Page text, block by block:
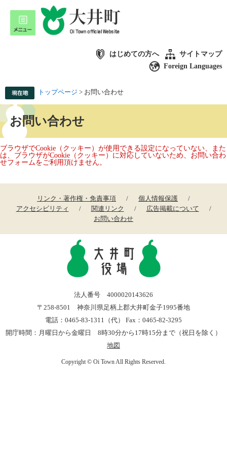
はじめての方へ
サイトマップ
Foreign Languages
トップページ > お問い合わせ
お問い合わせ
ブラウザでCookie（クッキー）が使用できる設定になっていない、また
は、ブラウザがCookie（クッキー）に対応していないため、お問い合わ
せフォームをご利用頂けません。
リンク・著作権・免責事項
個人情報保護
アクセシビリティ
関連リンク
広告掲載について
お問い合わせ
法人番号 4000020143626
〒258-8501 神奈川県足柄上郡大井町金子1995番地
電話：0465-83-1311（代） Fax：0465-82-3295
開庁時間：月曜日から金曜日 8時30分から17時15分まで（祝日を除く）
地図
Copyright © Oi Town All Rights Reserved.